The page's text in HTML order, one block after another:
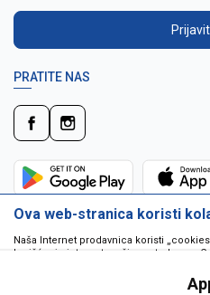
PRATITE NAS
Ova web-stranica koristi
Naša Internet prodavnica koristi
korišćenje interneta vašim potrebama.
da pokrenu program ili da isporuče virus
jedinstveno dodeljeni vama, i jedino